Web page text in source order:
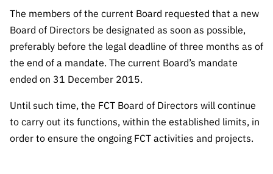
científicos – Protocolo
INE/DGEEC/FCT
Balcão da Ciência
de
Concursos
FCT
90 Segundos
Subscrever
de
Concursos
Documentos de Gestão
Apoios Comunitários
Contactos
Certificaç
ão e
Benefícios
Fiscais
Aquisição
de
Serviços e
The members of the current Board requested that a new
Board of Directors be designated as soon as possible,
preferably before the legal deadline of three months as of
the end of a mandate. The current Board’s mandate
ended on 31 December 2015.
Until such time, the FCT Board of Directors will continue
to carry out its functions, within the established limits, in
order to ensure the ongoing FCT activities and projects.